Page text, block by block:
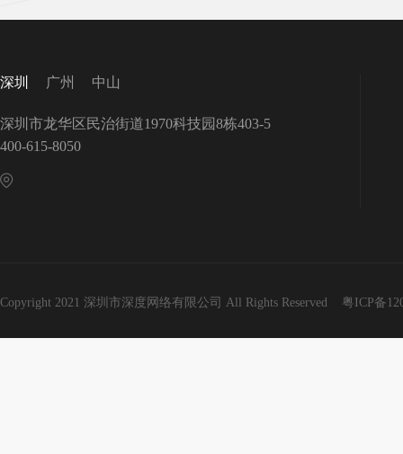
深圳 广州 中山
深圳市龙华区民治街道1970科技园8栋403-5
400-615-8050
Copyright 2021 深圳市深度网络有限公司 All Rights Reserved 粤ICP备